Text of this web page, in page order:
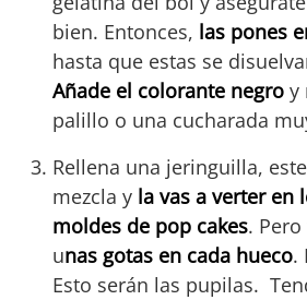
bien. Entonces, las pones
hasta que estas se
Añade el colorante negro y
palillo o una cucharada
Rellena una jeringuilla,
mezcla y la vas a verter en
moldes de pop cakes.
unas gotas en cada hueco.
Esto serán las pupilas.